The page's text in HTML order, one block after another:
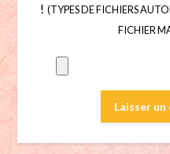
! (TYPES DE FICHIERS
FICHIER